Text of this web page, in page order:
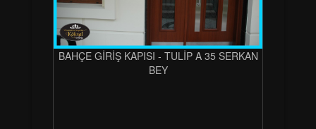
BAHÇE GİRİŞ KAPISI - TULİP A 35 SERKAN
BEY